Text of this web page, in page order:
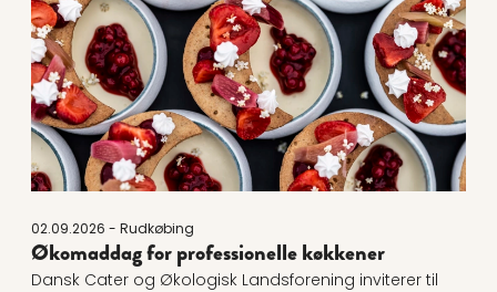
02.09.2026 - Rudkøbing
Økomaddag for professionelle køkkener
Dansk Cater og Økologisk Landsforening inviterer til